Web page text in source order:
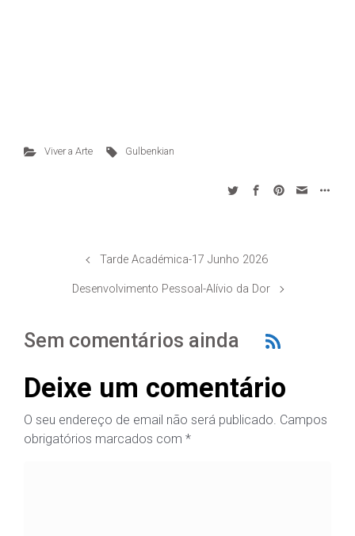
Viver a Arte Gulbenkian
Tarde Académica-17 Junho 2026
Desenvolvimento Pessoal-Alívio da Dor
Sem comentários ainda
Deixe um comentário
O seu endereço de email não será publicado. Campos
obrigatórios marcados com *